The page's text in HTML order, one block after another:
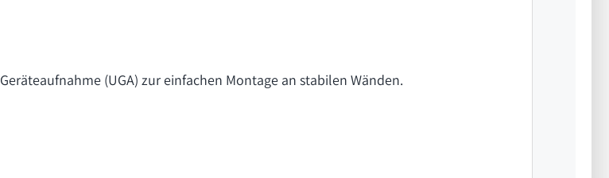
(UGA) zur einfachen Montage an stabilen Wänden.